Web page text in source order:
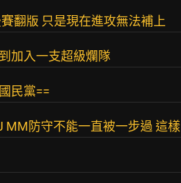
翻版 只是現在進攻無法補上
加入一支超級爛隊
民黨==
MM防守不能一直被一步過 這樣